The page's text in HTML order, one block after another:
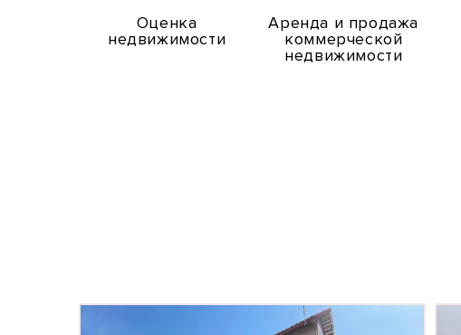
Оценка
недвижимости
Аренда и продажа
коммерческой
недвижимости